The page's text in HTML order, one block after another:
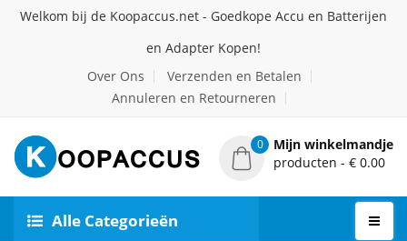
Welkom bij de Koopaccus.net - Goedkope Accu en Batterijen
en Adapter Kopen!
Over Ons
Verzenden en Betalen
Annuleren en Retourneren
0
Mijn winkelmandje
producten - € 0.00
Alle Categorieën